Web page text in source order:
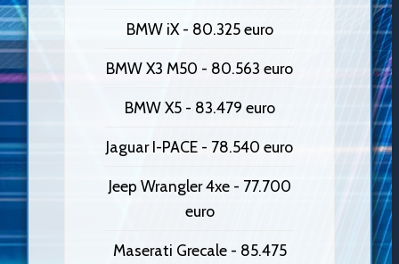
BMW iX - 80.325 euro
BMW X3 M50 - 80.563 euro
BMW X5 - 83.479 euro
Jaguar I-PACE - 78.540 euro
Jeep Wrangler 4xe - 77.700
euro
Maserati Grecale - 85.475